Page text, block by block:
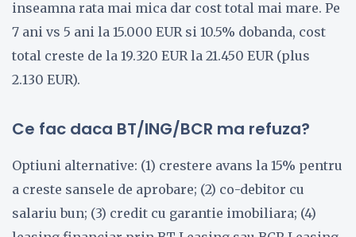
inseamna rata mai mica dar cost total mai mare. Pe
7 ani vs 5 ani la 15.000 EUR si 10.5% dobanda, cost
total creste de la 19.320 EUR la 21.450 EUR (plus
2.130 EUR).
Ce fac daca BT/ING/BCR ma refuza?
Optiuni alternative: (1) crestere avans la 15% pentru
a creste sansele de aprobare; (2) co-debitor cu
salariu bun; (3) credit cu garantie imobiliara; (4)